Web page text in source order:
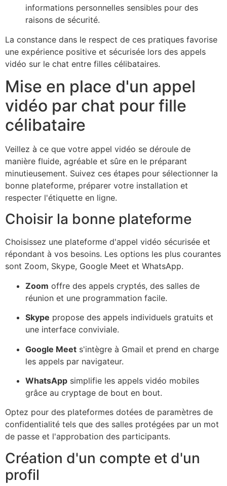
informations personnelles sensibles pour des
raisons de sécurité.
La constance dans le respect de ces pratiques favorise
une expérience positive et sécurisée lors des appels
vidéo sur le chat entre filles célibataires.
Mise en place d'un appel
vidéo par chat pour fille
célibataire
Veillez à ce que votre appel vidéo se déroule de
manière fluide, agréable et sûre en le préparant
minutieusement. Suivez ces étapes pour sélectionner la
bonne plateforme, préparer votre installation et
respecter l'étiquette en ligne.
Choisir la bonne plateforme
Choisissez une plateforme d'appel vidéo sécurisée et
répondant à vos besoins. Les options les plus courantes
sont Zoom, Skype, Google Meet et WhatsApp.
Zoom offre des appels cryptés, des salles de
réunion et une programmation facile.
Skype propose des appels individuels gratuits et
une interface conviviale.
Google Meet s'intègre à Gmail et prend en charge
les appels par navigateur.
WhatsApp simplifie les appels vidéo mobiles
grâce au cryptage de bout en bout.
Optez pour des plateformes dotées de paramètres de
confidentialité tels que des salles protégées par un mot
de passe et l'approbation des participants.
Création d'un compte et d'un
profil